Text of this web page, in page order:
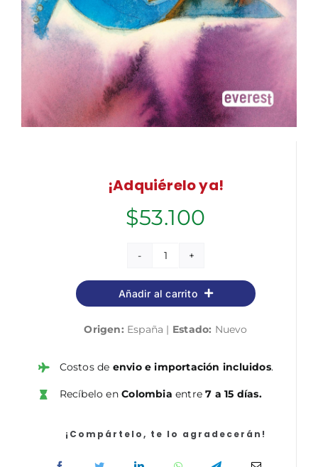
¡Adquiérelo ya!
$53.100
Más
grande
que
cantidad
Añadir al carrito
Origen: España | Estado: Nuevo
Costos de envio e importación incluidos.
Recíbelo enColombia entre7 a 15 días.
¡Compártelo, te lo agradecerán!